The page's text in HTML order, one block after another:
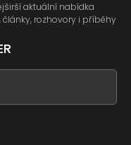
aktuální nabídka
články, rozhovory i příběhy